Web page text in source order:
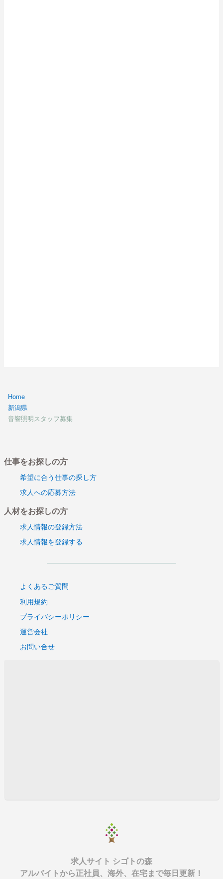
Home
新潟県
音響照明スタッフ募集
仕事をお探しの方
希望に合う仕事の探し方
求人への応募方法
人材をお探しの方
求人情報の登録方法
求人情報を登録する
よくあるご質問
利用規約
プライバシーポリシー
運営会社
お問い合せ
求人サイト シゴトの森
アルバイトから正社員、海外、在宅まで毎日更新！